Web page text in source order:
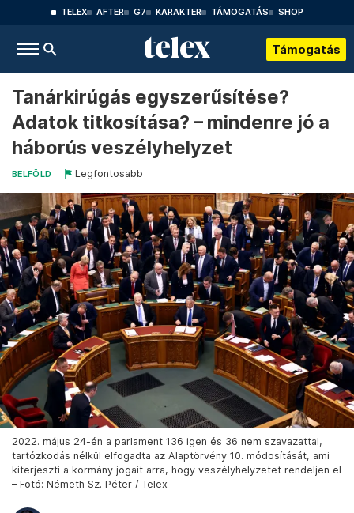
TELEX AFTER G7 KARAKTER TÁMOGATÁS SHOP
Támogatás
Tanárkirúgás egyszerűsítése?
Adatok titkosítása? – mindenre jó a
háborús veszélyhelyzet
BELFÖLD Legfontosabb
2022. május 24-én a parlament 136 igen és 36 nem szavazattal,
tartózkodás nélkül elfogadta az Alaptörvény 10. módosítását, ami
kiterjeszti a kormány jogait arra, hogy veszélyhelyzetet rendeljen el
– Fotó: Németh Sz. Péter / Telex